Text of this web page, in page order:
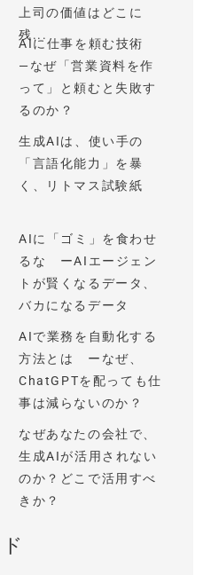
上司の価値はどこに
残...
AIに仕事を頼む技術
—なぜ「営業資料を作
って」と頼むと失敗す
るのか？
生成AIは、使い手の
「言語化能力」を暴
く、リトマス試験紙
AIに「ゴミ」を食わせ
るな ーAIエージェン
トが賢くなるデータ、
バカになるデータ
AIで業務を自動化する
方法とは ーなぜ、
ChatGPTを配っても仕
事は減らないのか？
なぜあなたの会社で、
生成AIが活用されない
のか？どこで活用すべ
きか？